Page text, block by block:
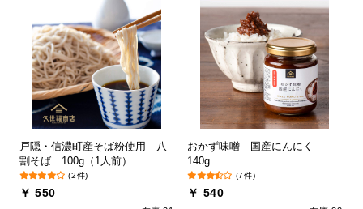
戸隠・信濃町産そば粉使用 八
割そば 100g（1人前）
(2件)
￥ 550
おかず味噌 国産にんにく
140g
(7件)
￥ 540